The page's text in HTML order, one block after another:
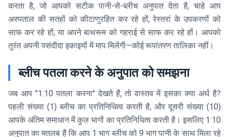
करता है, जो आपको सटीक पानी-से-ब्लीच अनुपात देता है, चाहे आप
अस्पताल की सतहों को कीटाणुरहित कर रहे हों, रेस्तरां के उपकरणों को
साफ कर रहे हों, या अपने बाथरूम को गहराई से साफ कर रहे हों। आपको
तुरंत अपनी पसंदीदा इकाइयों में माप मिलेंगी—कोई रूपांतरण तालिका नहीं।
ब्लीच पतला करने के अनुपात को समझना
जब आप "1:10 पतला करना" देखते हैं, तो वास्तव में इसका क्या अर्थ है?
पहली संख्या (1) ब्लीच का प्रतिनिधित्व करती है, और दूसरी संख्या (10)
आपके अंतिम समाधान में कुल भागों का प्रतिनिधित्व करती है। इसलिए 1:10
अनुपात का मतलब है कि आप 1 भाग ब्लीच को 9 भाग पानी के साथ मिला रहे